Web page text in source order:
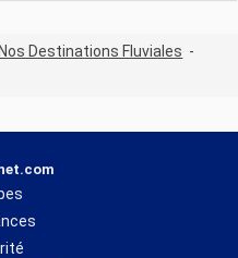
Nos Destinations Fluviales